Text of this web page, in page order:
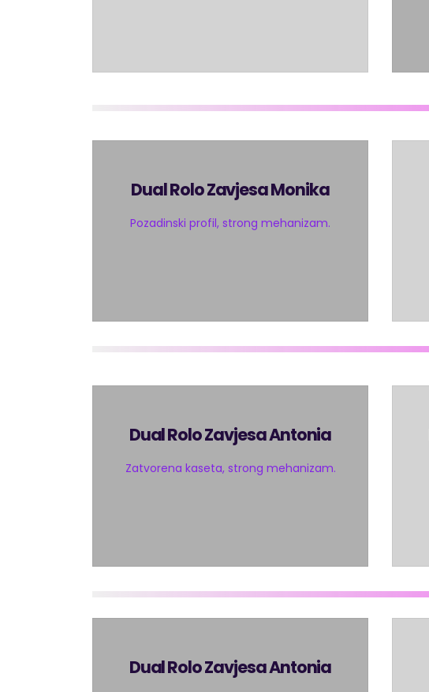
Dual Rolo Zavjesa Monika
Pozadinski profil, strong mehanizam.
Dual Rolo Zavjesa Antonia
Zatvorena kaseta, strong mehanizam.
Dual Rolo Zavjesa Antonia